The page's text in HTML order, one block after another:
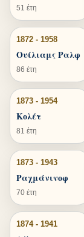
51 έτη
1872 - 1958
Ουίλιαμς Ραλφ
86 έτη
1873 - 1954
Κολέτ
81 έτη
1873 - 1943
Ραχμάνινοφ
70 έτη
1874 - 1941